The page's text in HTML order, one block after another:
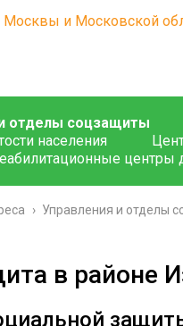
отделы соцзащиты
населения
центры
› Управления и отделы
в районе